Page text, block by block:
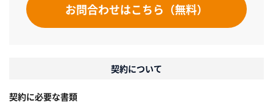
お問合わせはこちら（無料）
契約について
契約に必要な書類